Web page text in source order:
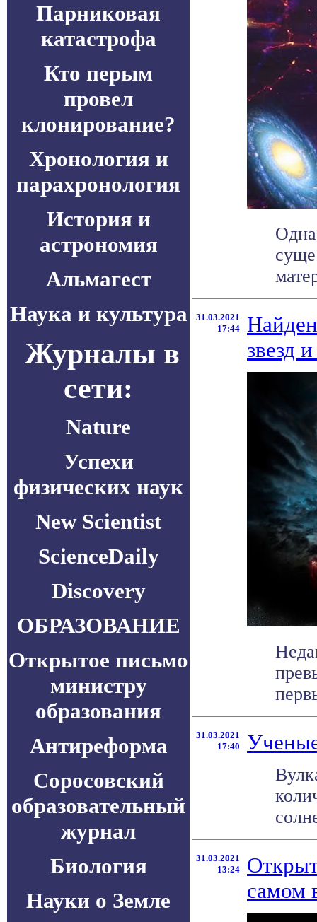
Парниковая
катастрофа
Кто перым
провел
клонирование?
Хронология и
парахронология
История и
астрономия
Альмагест
Наука и культура
Журналы в
сети:
Nature
Успехи
физических наук
New Scientist
ScienceDaily
Discovery
ОБРАЗОВАНИЕ
Открытое письмо
министру
образования
Антиреформа
Соросовский
образовательный
журнал
Биология
Науки о Земле
31.03.2021
17:44
звезд
31.03.2021
17:40
31.03.2021
13:24
самом